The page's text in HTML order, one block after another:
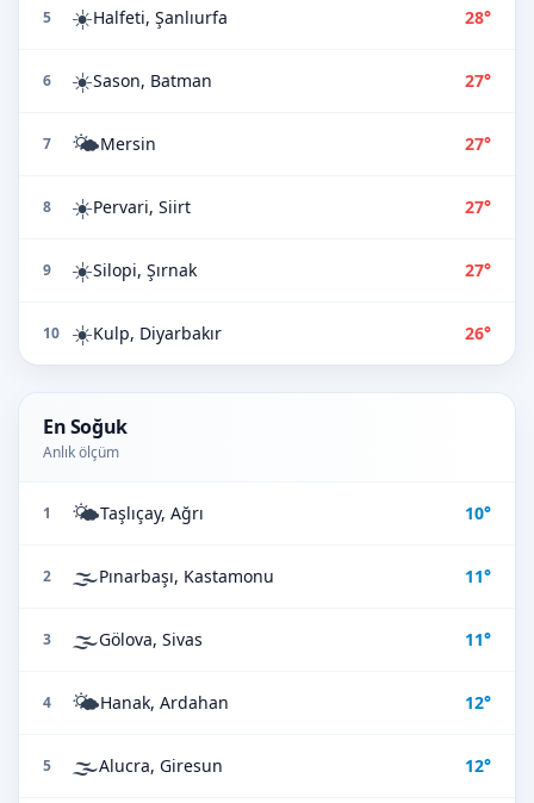
5 ☀️Halfeti, Şanlıurfa 28°
6 ☀️Sason, Batman 27°
7 🌤️Mersin 27°
8 ☀️Pervari, Siirt 27°
9 ☀️Silopi, Şırnak 27°
10 ☀️Kulp, Diyarbakır 26°
En Soğuk
Anlık ölçüm
1 🌤️Taşlıçay, Ağrı 10°
2 🌫️Pınarbaşı, Kastamonu 11°
3 🌫️Gölova, Sivas 11°
4 🌤️Hanak, Ardahan 12°
5 🌫️Alucra, Giresun 12°